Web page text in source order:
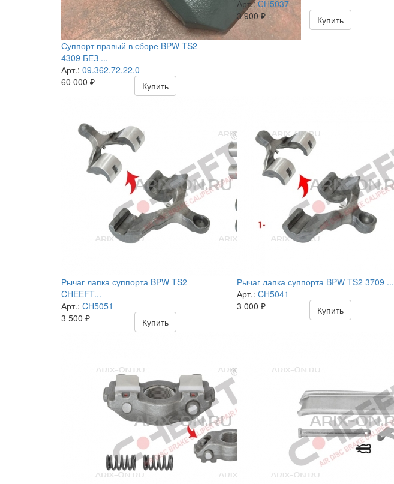
Суппорт правый в сборе BPW TS2
4309 БЕЗ ...
Арт.: 09.362.72.22.0
60 000 ₽ Купить
Арт.:CH5037
3 900 ₽ Купить
Рычаг лапка суппорта BPW TS2
CHEEFT...
Арт.: CH5051
3 500 ₽ Купить
Рычаг лапка суппорта BPW TS2 3709 ...
Арт.: CH5041
3 000 ₽ Купить